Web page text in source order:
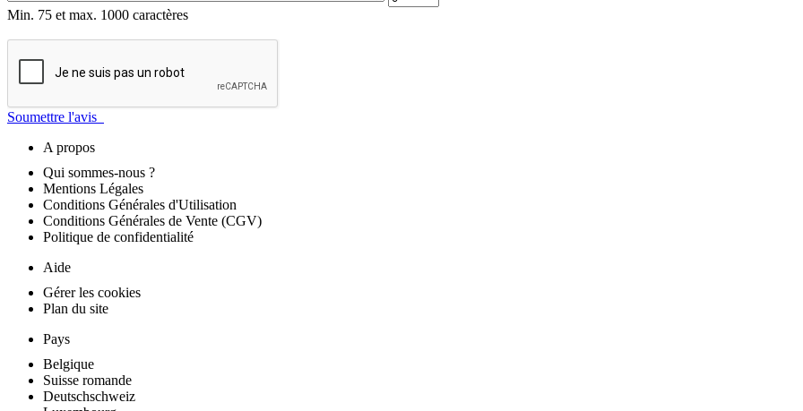
Min. 75 et max. 1000 caractères
Soumettre l'avis
A propos
Qui sommes-nous ?
Mentions Légales
Conditions Générales d'Utilisation
Conditions Générales de Vente (CGV)
Politique de confidentialité
Aide
Gérer les cookies
Plan du site
Pays
Belgique
Suisse romande
Deutschschweiz